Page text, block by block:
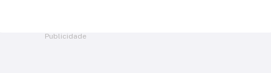
Publicidade